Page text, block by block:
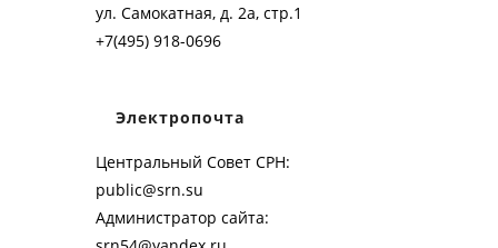
ул. Самокатная, д. 2а, стр.1
+7(495) 918-0696
Электропочта
Центральный Совет СРН:
public@srn.su
Администратор сайта: